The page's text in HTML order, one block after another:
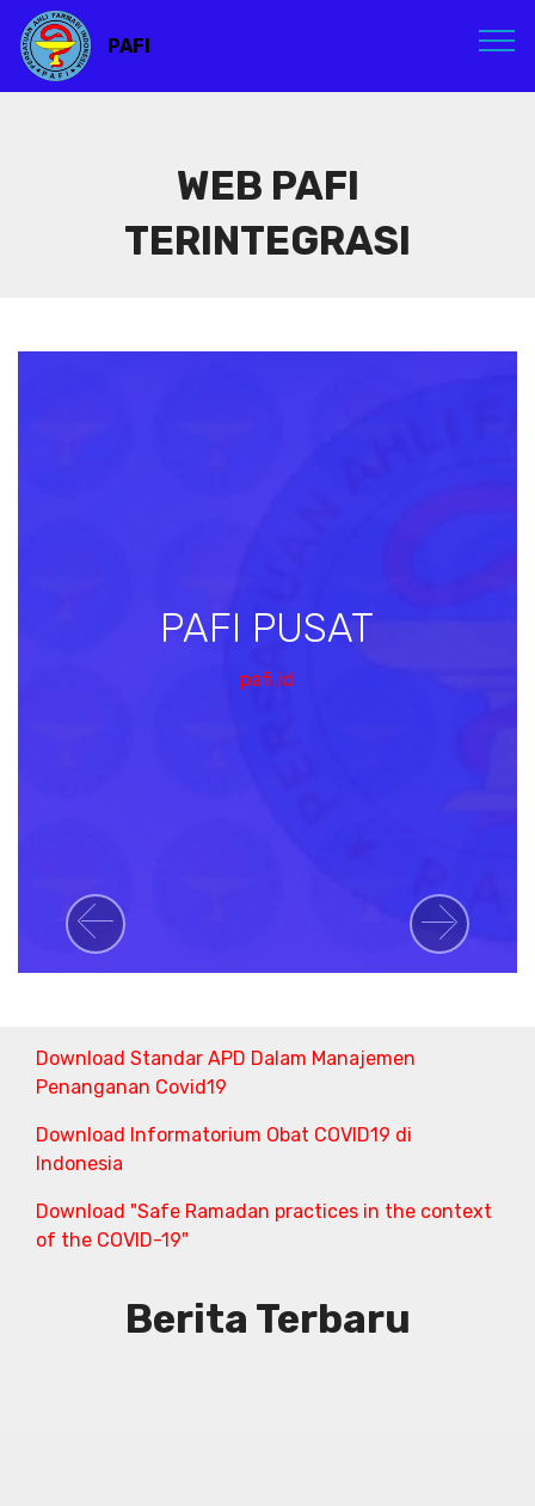
PAFI
WEB PAFI
TERINTEGRASI
PAFI PUSAT
pafi.id
Previous Next
Download Standar APD Dalam Manajemen
Penanganan Covid19
Download Informatorium Obat COVID19 di
Indonesia
Download "Safe Ramadan practices in the context
of the COVID-19"
Berita Terbaru